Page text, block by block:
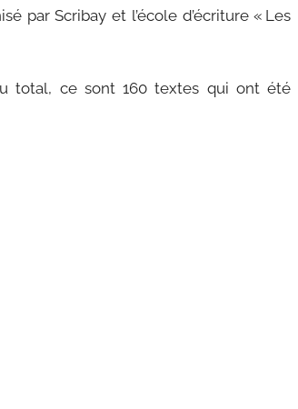
par Scribay et l’école d’écriture « Les
total, ce sont 160 textes qui ont été